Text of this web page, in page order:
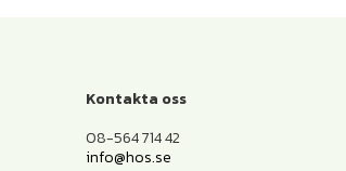
Kontakta oss
08-564 714 42
info@hos.se